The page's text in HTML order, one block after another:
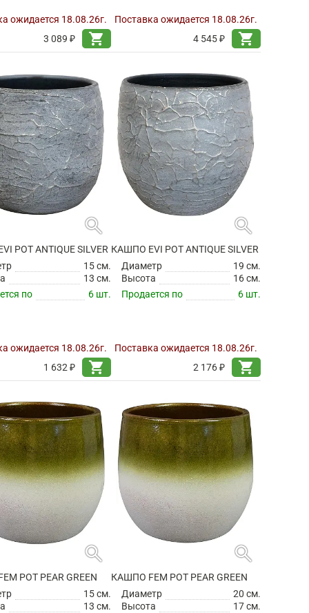
ожидается 18.08.26г.
3 089 ₽
shopping_cart
Поставка ожидается 18.08.26г.
4 545 ₽
shopping_cart
search
POT ANTIQUE SILVER
15 см.
13 см.
по
6 шт.
ожидается 18.08.26г.
1 632 ₽
shopping_cart
search
КАШПО EVI POT ANTIQUE SILVER
Диаметр
19 см.
Высота
16 см.
Продается по
6 шт.
Поставка ожидается 18.08.26г.
2 176 ₽
shopping_cart
search
POT PEAR GREEN
15 см.
13 см.
search
КАШПО FEM POT PEAR GREEN
Диаметр
20 см.
Высота
17 см.